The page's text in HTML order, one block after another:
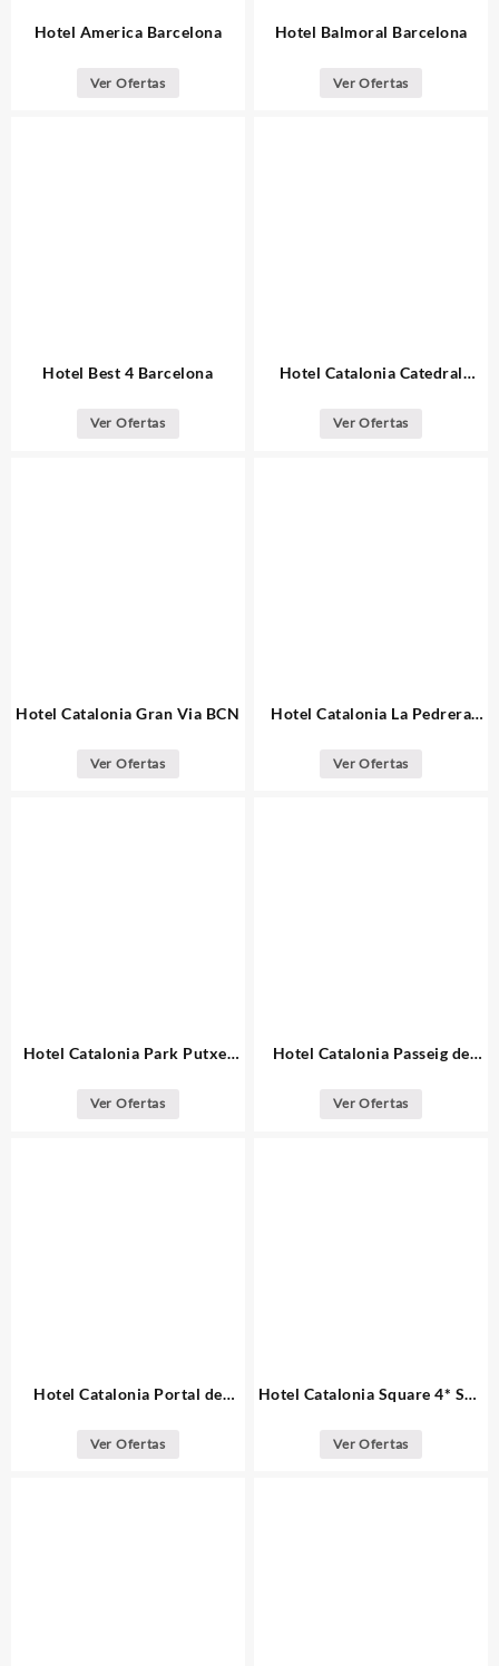
Hotel America Barcelona
Ver Ofertas
Hotel Balmoral Barcelona
Ver Ofertas
Hotel Best 4 Barcelona
Ver Ofertas
Hotel Catalonia Catedral
Ver Ofertas
Hotel Catalonia Gran Via BCN
Ver Ofertas
Hotel Catalonia La Pedrera
Ver Ofertas
Hotel Catalonia Park Putxet
Ver Ofertas
Hotel Catalonia Passeig de
Ver Ofertas
Hotel Catalonia Portal de
Ver Ofertas
Hotel Catalonia Square 4* Sup
Ver Ofertas